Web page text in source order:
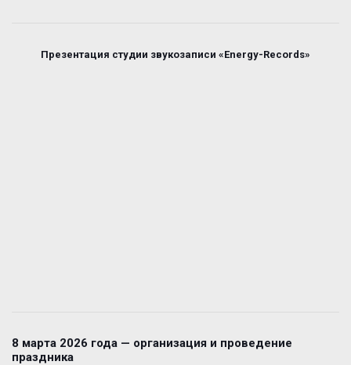
Презентация студии звукозаписи «Energy-Records»
8 марта 2026 года — организация и проведение
праздника